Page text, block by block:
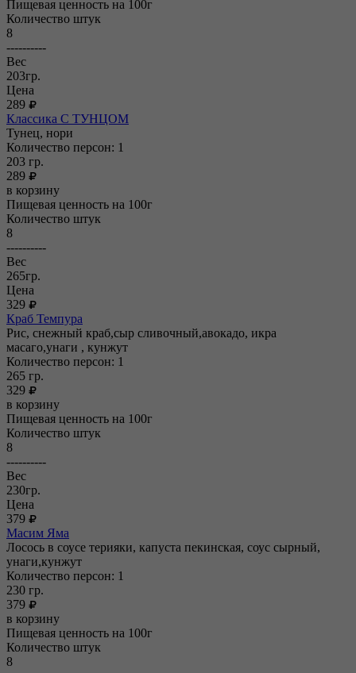
Пищевая ценность на 100г
Количество штук
8
----------
Вес
203гр.
Цена
289
Классика С ТУНЦОМ
Тунец, нори
Количество персон: 1
203 гр.
289
в корзину
Пищевая ценность на 100г
Количество штук
8
----------
Вес
265гр.
Цена
329
Краб Темпура
Рис, снежный краб,сыр сливочный,авокадо, икра
масаго,унаги , кунжут
Количество персон: 1
265 гр.
329
в корзину
Пищевая ценность на 100г
Количество штук
8
----------
Вес
230гр.
Цена
379
Масим Яма
Лосось в соусе терияки, капуста пекинская, соус сырный,
унаги,кунжут
Количество персон: 1
230 гр.
379
в корзину
Пищевая ценность на 100г
Количество штук
8